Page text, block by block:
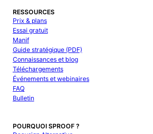
RESSOURCES
Prix & plans
Essai gratuit
Manif
Guide stratégique (PDF)
Connaissances et blog
Téléchargements
Événements et webinaires
FAQ
Bulletin
POURQUOI SPROOF ?